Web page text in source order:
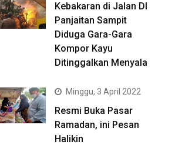
Kebakaran di Jalan DI
Panjaitan Sampit
Diduga Gara-Gara
Kompor Kayu
Ditinggalkan Menyala
Minggu, 3 April 2022
Resmi Buka Pasar
Ramadan, ini Pesan
Halikin